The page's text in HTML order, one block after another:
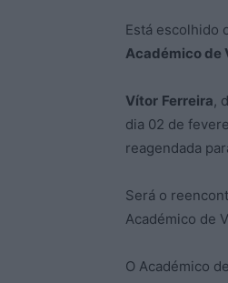
Está escolhido
Académico de
Vítor Ferreira,
dia 02 de
reagendada
Será o
Académico de
O Académico